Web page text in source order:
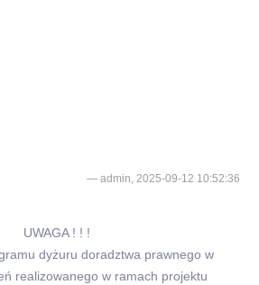
admin, 2025-09-12 10:52:36
UWAGA ! ! !
dyżuru doradztwa prawnego w
realizowanego w ramach projektu